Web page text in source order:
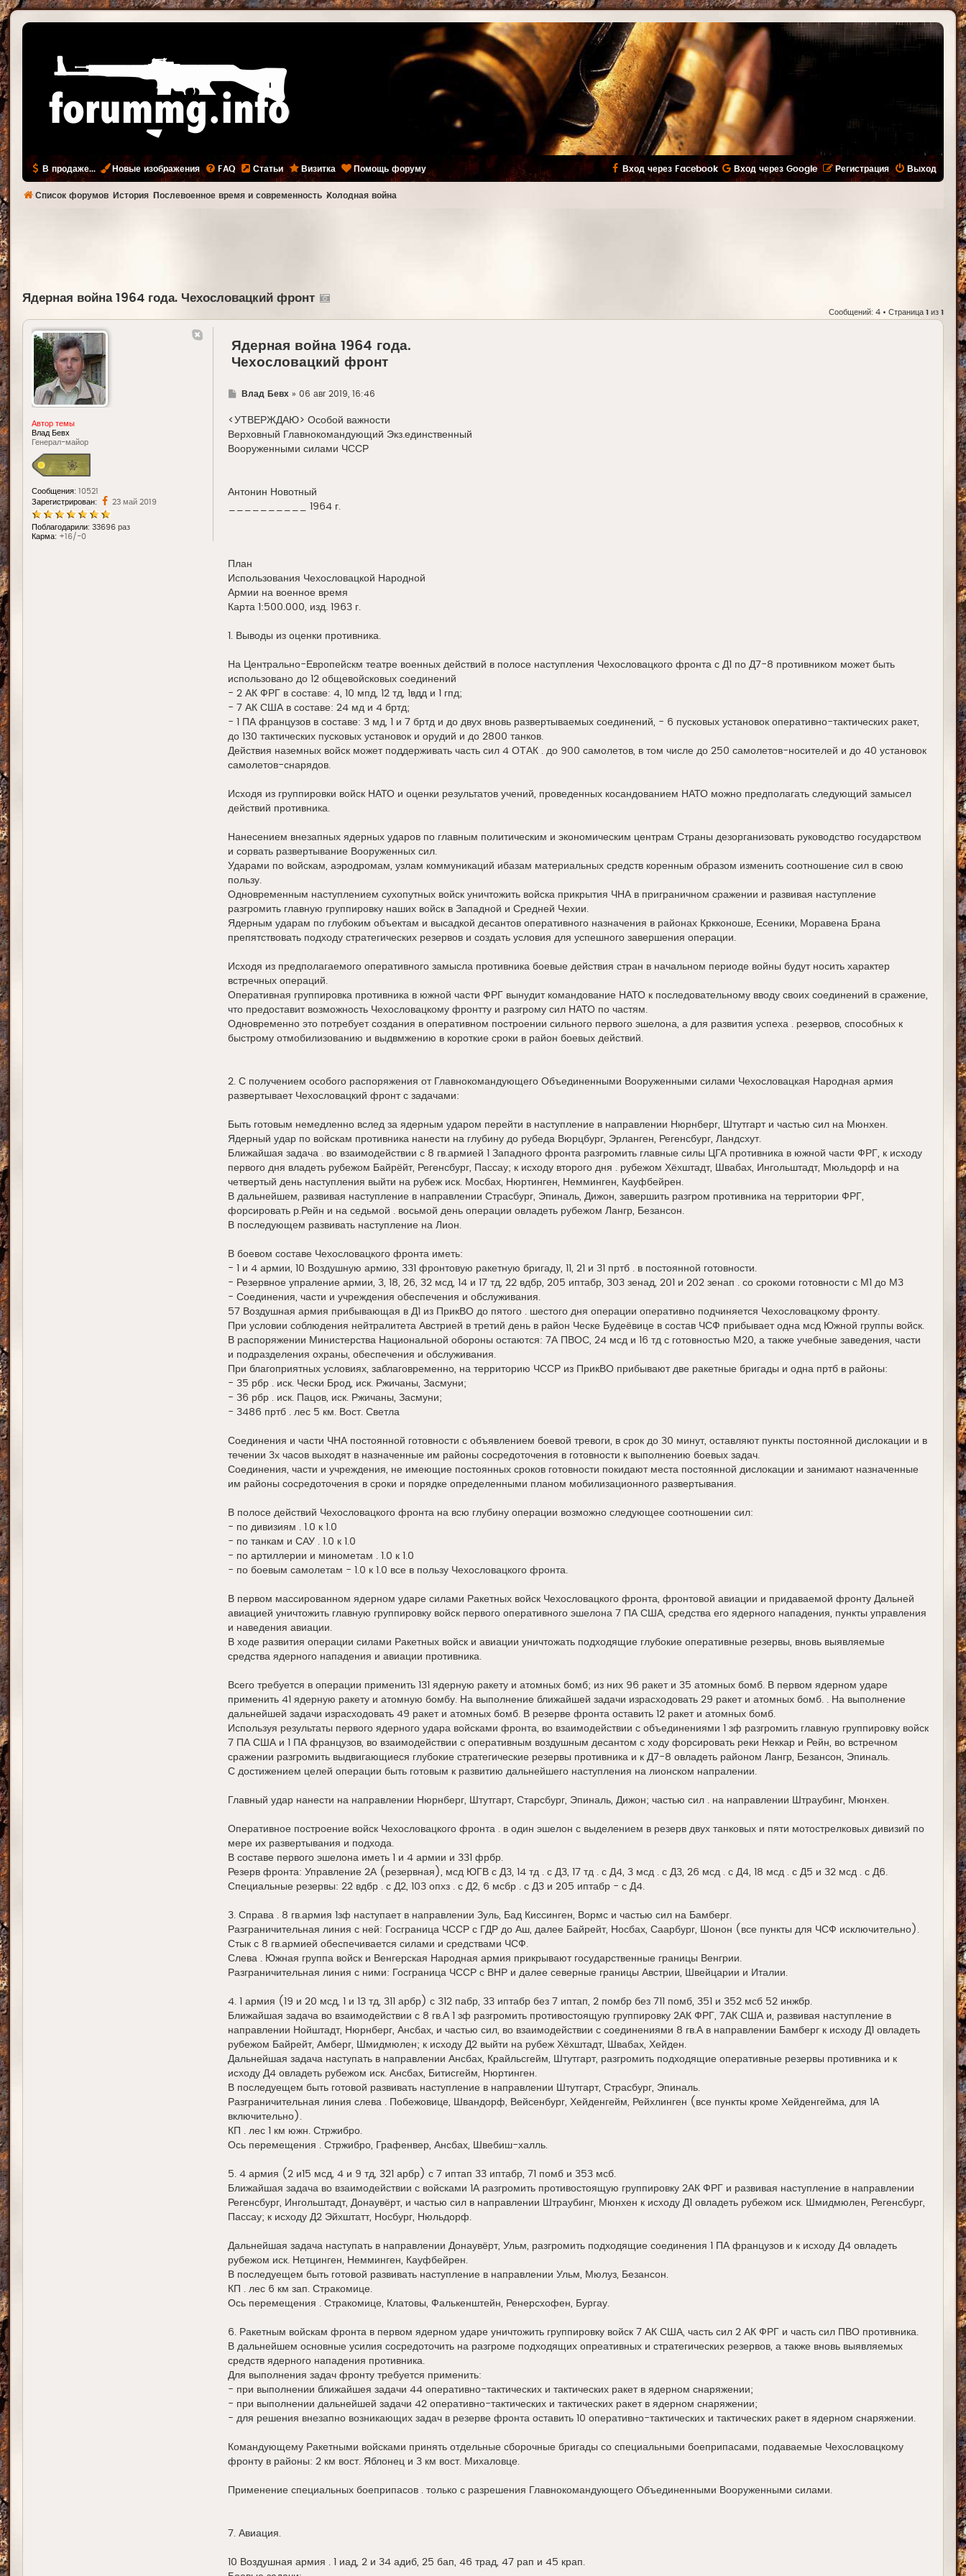
В продаже... Новые изображения FAQ Статьи Визитка Помощь форуму Выход
Регистрация
Вход через Facebook Вход через Google
Список форумов История Послевоенное время и современность Холодная война
Ядерная война 1964 года. Чехословацкий фронт
Сообщений: 4 • Страница 1 из 1
Автор темы
Влад Бевх
Генерал-майор
Сообщения: 10521
Зарегистрирован:
23 май 2019
Поблагодарили: 33696 раз
Карма: +16/-0
Ядерная война 1964 года.
Чехословацкий фронт
ГВлад Бевх» 06 авг 2019, 16:46
<УТВЕРЖДАЮ> Особой важности
Верховный Главнокомандующий Экз.единственный
Вооруженными силами ЧССР
Антонин Новотный
__________ 1964 г.
План
Использования Чехословацкой Народной
Армии на военное время
Карта 1:500.000, изд. 1963 г.
1. Выводы из оценки противника.
На Центрально-Европейскм театре военных действий в полосе наступления Чехословацкого фронта с Д1 по Д7-8 противником может быть
использовано до 12 общевойсковых соединений
- 2 АК ФРГ в составе: 4, 10 мпд, 12 тд, 1вдд и 1 гпд;
- 7 АК США в составе: 24 мд и 4 бртд;
- 1 ПА французов в составе: 3 мд, 1 и 7 бртд и до двух вновь развертываемых соединений, - 6 пусковых установок оперативно-тактических ракет,
до 130 тактических пусковых установок и орудий и до 2800 танков.
Действия наземных войск может поддерживать часть сил 4 ОТАК . до 900 самолетов, в том числе до 250 самолетов-носителей и до 40 установок
самолетов-снарядов.
Исходя из группировки войск НАТО и оценки результатов учений, проведенных косандованием НАТО можно предполагать следующий замысел
действий противника.
Нанесением внезапных ядерных ударов по главным политическим и экономическим центрам Страны дезорганизовать руководство государством
и сорвать развертывание Вооруженных сил.
Ударами по войскам, аэродромам, узлам коммуникаций ибазам материальных средств коренным образом изменить соотношение сил в свою
пользу.
Одновременным наступлением сухопутных войск уничтожить войска прикрытия ЧНА в приграничном сражении и развивая наступление
разгромить главную группировку наших войск в Западной и Средней Чехии.
Ядерным ударам по глубоким объектам и высадкой десантов оперативного назначения в районах Кркконоше, Есеники, Моравена Брана
препятствовать подходу стратегических резервов и создать условия для успешного завершения операции.
Исходя из предполагаемого оперативного замысла противника боевые действия стран в начальном периоде войны будут носить характер
встречных операций.
Оперативная группировка противника в южной части ФРГ вынудит командование НАТО к последовательному вводу своих соединений в сражение,
что предоставит возможность Чехословацкому фронтту и разгрому сил НАТО по частям.
Одновременно это потребует создания в оперативном построении сильного первого эшелона, а для развития успеха . резервов, способных к
быстрому отмобилизованию и выдвмжению в короткие сроки в район боевых действий.
2. С получением особого распоряжения от Главнокомандующего Объединенными Вооруженными силами Чехословацкая Народная армия
развертывает Чехословацкий фронт с задачами:
Быть готовым немедленно вслед за ядерным ударом перейти в наступление в направлении Нюрнберг, Штутгарт и частью сил на Мюнхен.
Ядерный удар по войскам противника нанести на глубину до рубеда Вюрцбург, Эрланген, Регенсбург, Ландсхут.
Ближайшая задача . во взаимодействии с 8 гв.армией 1 Западного фронта разгромить главные силы ЦГА противника в южной части ФРГ, к исходу
первого дня владеть рубежом Байрёйт, Регенсбург, Пассау; к исходу второго дня . рубежом Хёхштадт, Швабах, Ингольштадт, Мюльдорф и на
четвертый день наступления выйти на рубеж иск. Мосбах, Нюртинген, Немминген, Кауфбейрен.
В дальнейшем, развивая наступление в направлении Страсбург, Эпиналь, Дижон, завершить разгром противника на территории ФРГ,
форсировать р.Рейн и на седьмой . восьмой день операции овладеть рубежом Лангр, Безансон.
В последующем развивать наступление на Лион.
В боевом составе Чехословацкого фронта иметь:
- 1 и 4 армии, 10 Воздушную армию, 331 фронтовую ракетную бригаду, 11, 21 и 31 пртб . в постоянной готовности.
- Резервное упраление армии, 3, 18, 26, 32 мсд, 14 и 17 тд, 22 вдбр, 205 иптабр, 303 зенад, 201 и 202 зенап . со срокоми готовности с М1 до М3
- Соединения, части и учреждения обеспечения и обслуживания.
57 Воздушная армия прибывающая в Д1 из ПрикВО до пятого . шестого дня операции оперативно подчиняется Чехословацкому фронту.
При условии соблюдения нейтралитета Австрией в третий день в район Ческе Будеёвице в состав ЧСФ прибывает одна мсд Южной группы войск.
В распоряжении Министерства Национальной обороны остаются: 7А ПВОС, 24 мсд и 16 тд с готовностью М20, а также учебные заведения, части
и подразделения охраны, обеспечения и обслуживания.
При благоприятных условиях, заблаговременно, на территорию ЧССР из ПрикВО прибывают две ракетные бригады и одна пртб в районы:
- 35 рбр . иск. Чески Брод, иск. Ржичаны, Засмуни;
- 36 рбр . иск. Пацов, иск. Ржичаны, Засмуни;
- 3486 пртб . лес 5 км. Вост. Светла
Соединения и части ЧНА постоянной готовности с объявлением боевой тревоги, в срок до 30 минут, оставляют пункты постоянной дислокации и в
течении 3х часов выходят в назначенные им районы сосредоточения в готовности к выполнению боевых задач.
Соединения, части и учреждения, не имеющие постоянных сроков готовности покидают места постоянной дислокации и занимают назначенные
им районы сосредоточения в сроки и порядке определенными планом мобилизационного развертывания.
В полосе действий Чехословацкого фронта на всю глубину операции возможно следующее соотношении сил:
- по дивизиям . 1.0 к 1.0
- по танкам и САУ . 1.0 к 1.0
- по артиллерии и минометам . 1.0 к 1.0
- по боевым самолетам - 1.0 к 1.0 все в пользу Чехословацкого фронта.
В первом массированном ядерном ударе силами Ракетных войск Чехословацкого фронта, фронтовой авиации и придаваемой фронту Дальней
авиацией уничтожить главную группировку войск первого оперативного эшелона 7 ПА США, средства его ядерного нападения, пункты управления
и наведения авиации.
В ходе развития операции силами Ракетных войск и авиации уничтожать подходящие глубокие оперативные резервы, вновь выявляемые
средства ядерного нападения и авиации противника.
Всего требуется в операции применить 131 ядерную ракету и атомных бомб; из них 96 ракет и 35 атомных бомб. В первом ядерном ударе
применить 41 ядерную ракету и атомную бомбу. На выполнение ближайшей задачи израсходовать 29 ракет и атомных бомб. . На выполнение
дальнейшей задачи израсходовать 49 ракет и атомных бомб. В резерве фронта оставить 12 ракет и атомных бомб.
Используя результаты первого ядерного удара войсками фронта, во взаимодействии с объединениями 1 зф разгромить главную группировку войск
7 ПА США и 1 ПА французов, во взаимодействии с оперативным воздушным десантом с ходу форсировать реки Неккар и Рейн, во встречном
сражении разгромить выдвигающиеся глубокие стратегические резервы противника и к Д7-8 овладеть районом Лангр, Безансон, Эпиналь.
С достижением целей операции быть готовым к развитию дальнейшего наступления на лионском напралении.
Главный удар нанести на направлении Нюрнберг, Штутгарт, Старсбург, Эпиналь, Дижон; частью сил . на направлении Штраубинг, Мюнхен.
Оперативное построение войск Чехословацкого фронта . в один эшелон с выделением в резерв двух танковых и пяти мотострелковых дивизий по
мере их развертывания и подхода.
В составе первого эшелона иметь 1 и 4 армии и 331 фрбр.
Резерв фронта: Управление 2А (резервная), мсд ЮГВ с Д3, 14 тд . с Д3, 17 тд . с Д4, 3 мсд . с Д3, 26 мсд . с Д4, 18 мсд . с Д5 и 32 мсд . с Д6.
Специальные резервы: 22 вдбр . с Д2, 103 опхз . с Д2, 6 мсбр . с Д3 и 205 иптабр - с Д4.
3. Справа . 8 гв.армия 1зф наступает в направлении Зуль, Бад Киссинген, Вормс и частью сил на Бамберг.
Разграничительная линия с ней: Госграница ЧССР с ГДР до Аш, далее Байрейт, Носбах, Саарбург, Шонон (все пункты для ЧСФ исключительно).
Стык с 8 гв.армией обеспечивается силами и средствами ЧСФ.
Слева . Южная группа войск и Венгерская Народная армия прикрывают государственные границы Венгрии.
Разграничительная линия с ними: Госграница ЧССР с ВНР и далее северные границы Австрии, Швейцарии и Италии.
4. 1 армия (19 и 20 мсд, 1 и 13 тд, 311 арбр) с 312 пабр, 33 иптабр без 7 иптап, 2 помбр без 711 помб, 351 и 352 мсб 52 инжбр.
Ближайшая задача во взаимодействии с 8 гв.А 1 зф разгромить противостоящую группировку 2АК ФРГ, 7АК США и, развивая наступление в
направлении Нойштадт, Нюрнберг, Ансбах, и частью сил, во взаимодействии с соединениями 8 гв.А в направлении Бамберг к исходу Д1 овладеть
рубежом Байрейт, Амберг, Шмидмюлен; к исходу Д2 выйти на рубеж Хёхштадт, Швабах, Хейден.
Дальнейшая задача наступать в направлении Ансбах, Крайльсгейм, Штутгарт, разгромить подходящие оперативные резервы противника и к
исходу Д4 овладеть рубежом иск. Ансбах, Битисгейм, Нюртинген.
В последуещем быть готовой развивать наступление в направлении Штутгарт, Страсбург, Эпиналь.
Разграничительная линия слева . Побежовице, Швандорф, Вейсенбург, Хейденгейм, Рейхлинген (все пункты кроме Хейденгейма, для 1А
включительно).
КП . лес 1 км южн. Стржибро.
Ось перемещения . Стржибро, Графенвер, Ансбах, Швебиш-халль.
5. 4 армия (2 и15 мсд, 4 и 9 тд, 321 арбр) с 7 иптап 33 иптабр, 71 помб и 353 мсб.
Ближайшая задача во взаимодействии с войсками 1А разгромить противостоящую группировку 2АК ФРГ и развивая наступление в направлении
Регенсбург, Ингольштадт, Донаувёрт, и частью сил в направлении Штраубинг, Мюнхен к исходу Д1 овладеть рубежом иск. Шмидмюлен, Регенсбург,
Пассау; к исходу Д2 Эйхштатт, Носбург, Нюльдорф.
Дальнейшая задача наступать в направлении Донаувёрт, Ульм, разгромить подходящие соединения 1 ПА французов и к исходу Д4 овладеть
рубежом иск. Нетцинген, Немминген, Кауфбейрен.
В последуещем быть готовой развивать наступление в направлении Ульм, Мюлуз, Безансон.
КП . лес 6 км зап. Стракомице.
Ось перемещения . Стракомице, Клатовы, Фалькенштейн, Ренерсхофен, Бургау.
6. Ракетным войскам фронта в первом ядерном ударе уничтожить группировку войск 7 АК США, часть сил 2 АК ФРГ и часть сил ПВО противника.
В дальнейшем основные усилия сосредоточить на разгроме подходящих опреативных и стратегических резервов, а также вновь выявляемых
средств ядерного нападения противника.
Для выполнения задач фронту требуется применить:
- при выполнении ближайшея задачи 44 оперативно-тактических и тактических ракет в ядерном снаряжении;
- при выполнении дальнейшей задачи 42 оперативно-тактических и тактических ракет в ядерном снаряжении;
- для решения внезапно возникающих задач в резерве фронта оставить 10 оперативно-тактических и тактических ракет в ядерном снаряжении.
Командующему Ракетными войсками принять отдельные сборочные бригады со специальными боеприпасами, подаваемые Чехословацкому
фронту в районы: 2 км вост. Яблонец и 3 км вост. Михаловце.
Применение специальных боеприпасов . только с разрешения Главнокомандующего Объединенными Вооруженными силами.
7. Авиация.
10 Воздушная армия . 1 иад, 2 и 34 адиб, 25 бап, 46 трад, 47 рап и 45 крап.